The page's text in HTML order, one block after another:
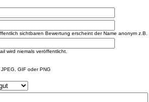
sichtbaren Bewertung erscheint der Name anonym
wird niemals veröffentlicht.
GIF oder PNG